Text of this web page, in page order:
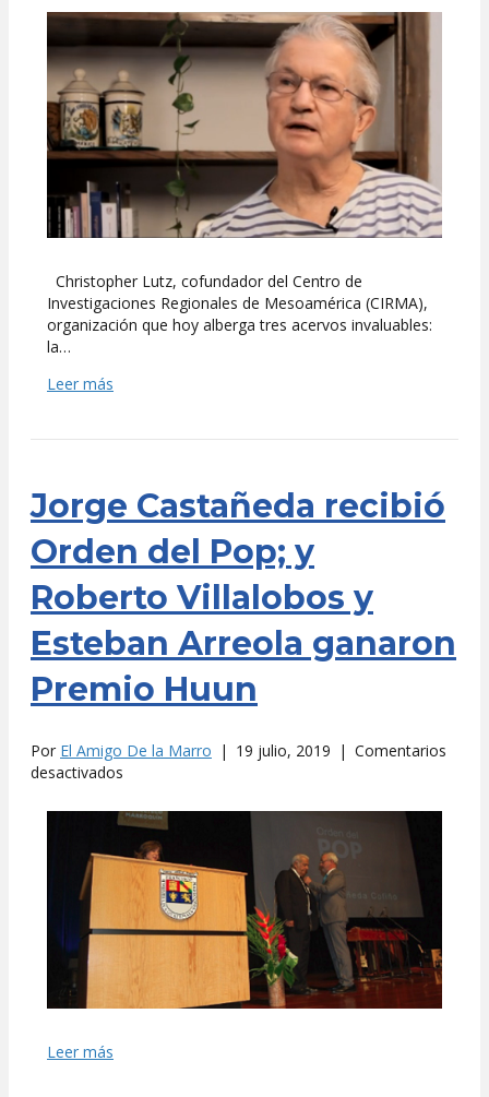
Lutz
recibirá
Orden
del
Pop
Christopher Lutz, cofundador del Centro de
Investigaciones Regionales de Mesoamérica (CIRMA),
organización que hoy alberga tres acervos invaluables:
la…
Leer más
Jorge Castañeda recibió
Orden del Pop; y
Roberto Villalobos y
Esteban Arreola ganaron
Premio Huun
Por El Amigo De la Marro | 19 julio, 2019 | Comentarios
desactivados
Castañeda
recibió
Orden
del
Pop;
y
Esteban
Leer más